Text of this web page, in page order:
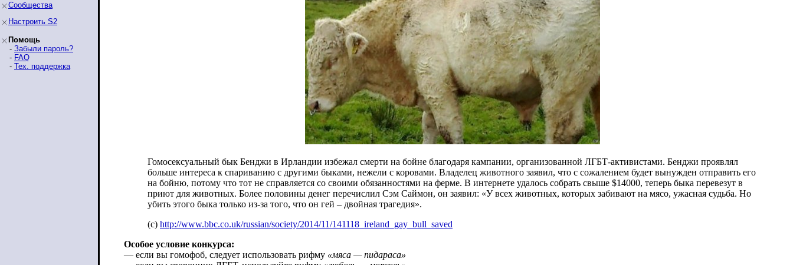
Сообщества
Настроить S2
Помощь
- Забыли пароль?
- FAQ
- Тех. поддержка
Гомосексуальный бык Бенджи в Ирландии избежал смерти на бойне благодаря кампании, организованной ЛГБТ-активистами. Бенджи проявлял
больше интереса к спариванию с другими быками, нежели с коровами. Владелец животного заявил, что с сожалением будет вынужден отправить его
на бойню, потому что тот не справляется со своими обязанностями на ферме. В интернете удалось собрать свыше $14000, теперь быка перевезут в
приют для животных. Более половины денег перечислил Сэм Саймон, он заявил: «У всех животных, которых забивают на мясо, ужасная судьба. Но
убить этого быка только из-за того, что он гей – двойная трагедия».
(c) http://www.bbc.co.uk/russian/society/2014/11/141118_ireland_gay_bull_saved
Особое условие конкурса:
— если вы гомофоб, следует использовать рифму «мяса — пидараса»